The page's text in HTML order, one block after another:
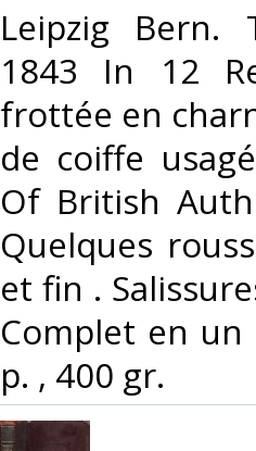
‎Leipzig Bern.
1843 In 12
frottée en
de coiffe
Of British
Quelques
et fin .
Complet en
p. , 400 gr.‎